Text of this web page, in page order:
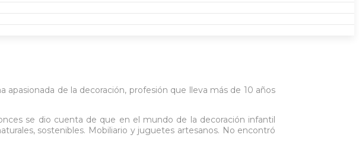
apasionada de la decoración, profesión que lleva más de 10 años
se dio cuenta de que en el mundo de la decoración infantil
sostenibles. Mobiliario y juguetes artesanos. No encontró